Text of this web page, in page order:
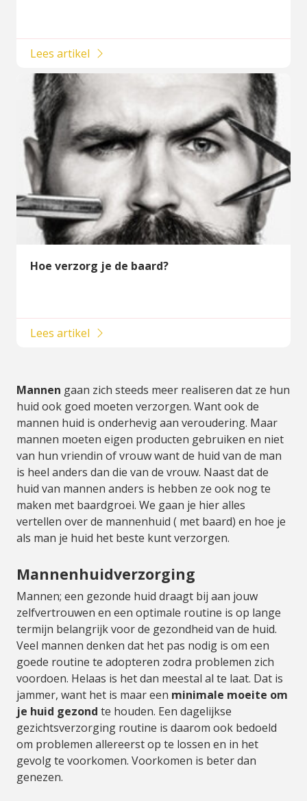
Lees artikel
Hoe verzorg je de baard?
Lees artikel
Mannen gaan zich steeds meer realiseren dat ze hun
huid ook goed moeten verzorgen. Want ook de
mannen huid is onderhevig aan veroudering. Maar
mannen moeten eigen producten gebruiken en niet
van hun vriendin of vrouw want de huid van de man
is heel anders dan die van de vrouw. Naast dat de
huid van mannen anders is hebben ze ook nog te
maken met baardgroei. We gaan je hier alles
vertellen over de mannenhuid ( met baard) en hoe je
als man je huid het beste kunt verzorgen.
Mannenhuidverzorging
Mannen; een gezonde huid draagt bij aan jouw
zelfvertrouwen en een optimale routine is op lange
termijn belangrijk voor de gezondheid van de huid.
Veel mannen denken dat het pas nodig is om een
goede routine te adopteren zodra problemen zich
voordoen. Helaas is het dan meestal al te laat. Dat is
jammer, want het is maar een minimale moeite om
je huid gezond te houden. Een dagelijkse
gezichtsverzorging routine is daarom ook bedoeld
om problemen allereerst op te lossen en in het
gevolg te voorkomen. Voorkomen is beter dan
genezen.